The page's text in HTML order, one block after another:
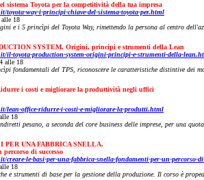
sistema Toyota per la competitività della tua impresa
toyota-way-i-principi-chiave-del-sistema-toyota-per.html
alle 18
e i 5 princìpi del Toyota Way, rimettendo la persona al centro
SYSTEM. Origini, principi e strumenti della Lean
il-toyota-production-system-origini-principi-e-strumenti-della-
alle 18
fondamentali del TPS, riconoscere le caratteristiche distintive dei
i costi e migliorare la produttività negli uffici
lean-office-ridurre-i-costi-e-migliorare-la-produtti.html
18
pesano, a seconda del core business delle imprese, per una
PER UNA FABBRICA SNELLA.
di successo
creare-le-basi-per-una-fabbrica-snella-fondamenti-per-un-percorso-
18
e strumenti di base per la gestione della produzione. Il corso è